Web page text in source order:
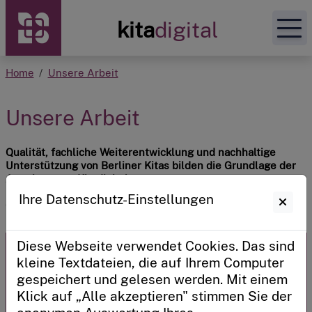
kitadigital
Plattform zur Kitatransformation
Mein Kitadigital
Zugangscode?
Sie verwalten eine Kita oder sind ein Kitaträger?
Anmelden
Home Unsere Arbeit
Unsere Arbeit
Qualität, fachliche Weiterentwicklung und nachhaltige
Unterstützung von Berliner Kitas bilden die Grundlage der
Angebote von Kitadigital.
Erhalten Sie hier Einblicke in die Rahmenbedingungen,
Qualitätsansprüche und die Förderung unserer Angebote.
Ihre Datenschutz-Einstellungen
Diese Webseite verwendet Cookies. Das sind
kleine Textdateien, die auf Ihrem Computer
gespeichert und gelesen werden. Mit einem
Klick auf „Alle akzeptieren" stimmen Sie der